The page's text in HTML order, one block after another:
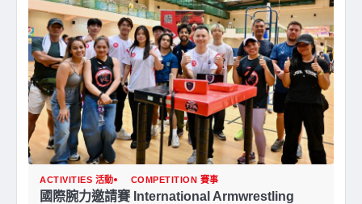
ACTIVITIES 活動 COMPETITION 賽事
國際腕力邀請賽 International Armwrestling